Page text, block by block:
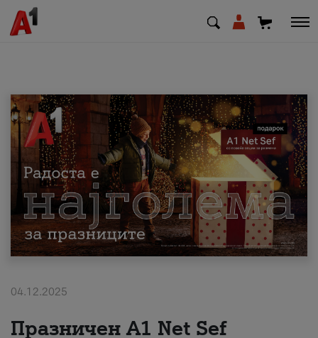
МК EN SQ
Приватни Деловни
Поддршка
Надополни кредит
04.12.2025
Празничен A1 Net Sеf